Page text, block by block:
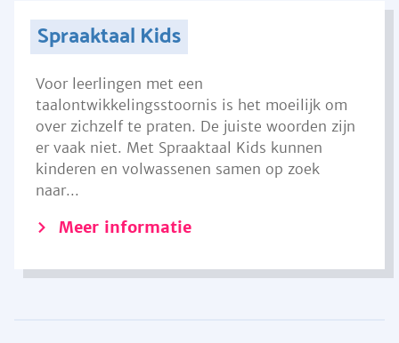
Spraaktaal Kids
Voor leerlingen met een
taalontwikkelingsstoornis is het moeilijk om
over zichzelf te praten. De juiste woorden zijn
er vaak niet. Met Spraaktaal Kids kunnen
kinderen en volwassenen samen op zoek
naar...
Meer informatie